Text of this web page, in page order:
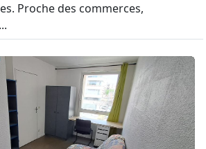
Proche des commerces,